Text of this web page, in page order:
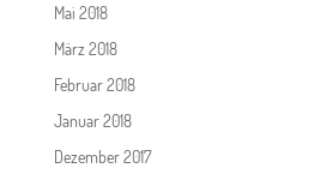
Mai 2018
März 2018
Februar 2018
Januar 2018
Dezember 2017